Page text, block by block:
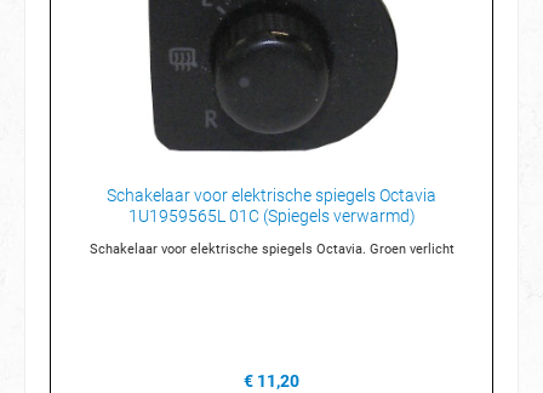
Schakelaar voor elektrische spiegels Octavia
1U1959565L 01C (Spiegels verwarmd)
Schakelaar voor elektrische spiegels Octavia. Groen verlicht
€ 11,20